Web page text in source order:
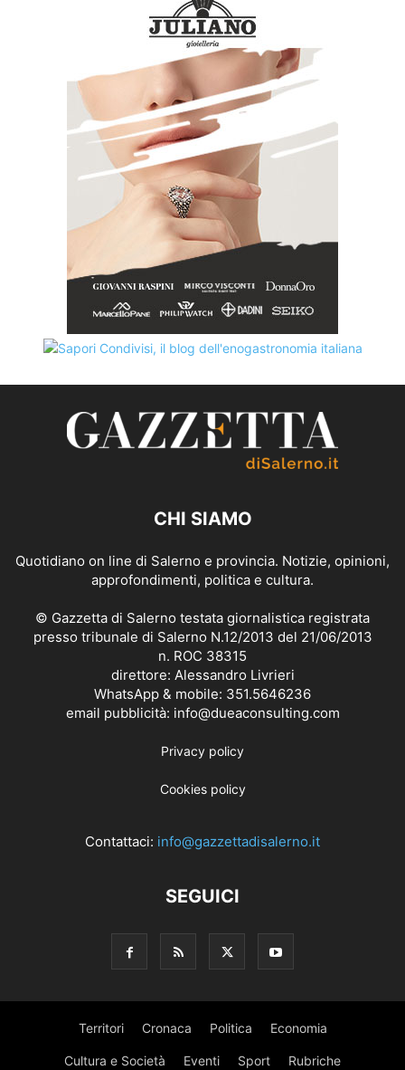
CHI SIAMO
Quotidiano on line di Salerno e provincia. Notizie, opinioni,
approfondimenti, politica e cultura.
© Gazzetta di Salerno testata giornalistica registrata
presso tribunale di Salerno N.12/2013 del 21/06/2013
n. ROC 38315
direttore: Alessandro Livrieri
WhatsApp & mobile: 351.5646236
email pubblicità: info@dueaconsulting.com
Privacy policy
Cookies policy
Contattaci: info@gazzettadisalerno.it
SEGUICI
Territori Cronaca Politica Economia
Cultura e Società Eventi Sport Rubriche